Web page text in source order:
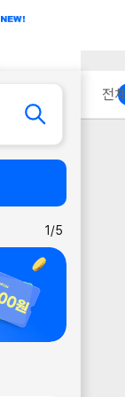
사무실
1/5
전체